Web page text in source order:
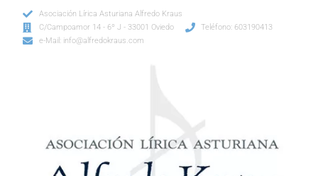
Asociación Lírica Asturiana Alfredo Kraus
C/Campoamor 14 - 6º J - 33001 Oviedo
Teléfono: 603190413
e-Mail: info@alfredokraus.com